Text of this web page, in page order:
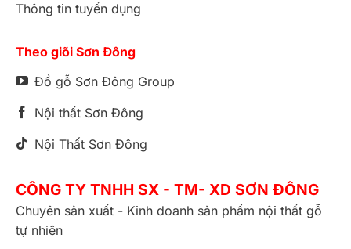
Thông tin tuyển dụng
Theo giõi Sơn Đông
Đồ gỗ Sơn Đông Group
Nội thất Sơn Đông
Nội Thất Sơn Đông
CÔNG TY TNHH SX - TM- XD SƠN ĐÔNG
Chuyên sản xuất - Kinh doanh sản phẩm nội thất gỗ
tự nhiên